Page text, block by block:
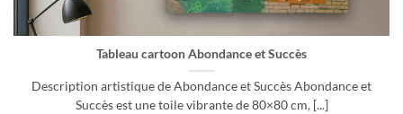
Tableau cartoon Abondance et Succès
Description artistique de Abondance et Succès Abondance et
Succès est une toile vibrante de 80×80 cm, [...]